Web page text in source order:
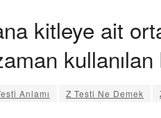
kitleye ait
kullanılan
Anlamı Z Testi Ne Demek